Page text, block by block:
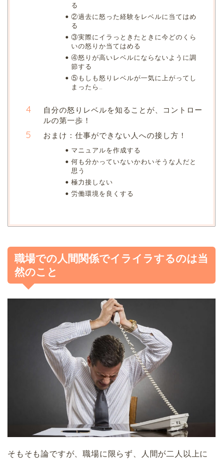
る
②過去に怒った経験をレベルに当てはめ
る
③実際にイラっときたときに今どのくら
いの怒りか当てはめる
④怒りが高いレベルにならないように調
節する
⑤もしも怒りレベルが一気に上がってし
まったら…
自分の怒りレベルを知ることが、コントロー
ルの第一歩！
おまけ：仕事ができない人への接し方！
マニュアルを作成する
何も分かっていないかわいそうな人だと
思う
極力接しない
労働環境を良くする
職場での人間関係でイライラするのは当
然のこと
そもそも論ですが、職場に限らず、人間が二人以上に